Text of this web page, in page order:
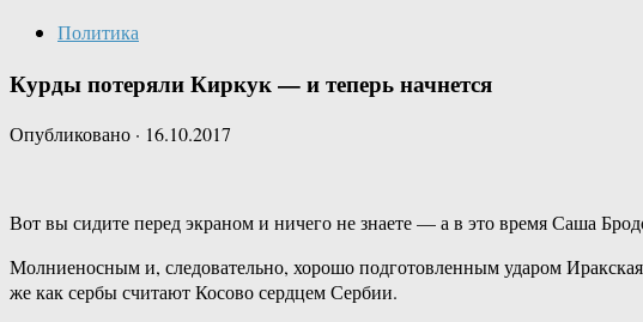
Политика
Курды потеряли Киркук — и теперь начнется
Опубликовано · 16.10.2017
Вот вы сидите перед экраном и ничего не знаете — а в это время Саша
Молниеносным и, следовательно, хорошо подготовленным ударом
же как сербы считают Косово сердцем Сербии.